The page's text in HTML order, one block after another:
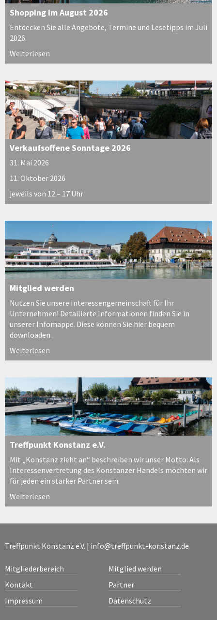
Shopping im August 2026
Entdecken Sie alle Angebote, Termine und Lesetipps im Juli
2026.
Weiterlesen
Verkaufsoffene Sonntage 2026
31. Mai 2026
11. Oktober 2026
jeweils von 12 – 17 Uhr
Mitglied werden
Nutzen Sie unsere Interessengemeinschaft für Ihr
Unternehmen! Detailierte Informationen finden Sie in
unserer Infomappe. Diese können Sie hier bequem
downloaden.
Weiterlesen
Treffpunkt Konstanz e.V.
Mit „Konstanz zieht an“ beschreiben wir unser Motto: Als
Interessenvertretung des Konstanzer Handels möchten wir
für jeden ein starker Partner sein.
Weiterlesen
Treffpunkt Konstanz e.V. | info@treffpunkt-konstanz.de
Mitgliederbereich
Mitglied werden
Kontakt
Partner
Impressum
Datenschutz